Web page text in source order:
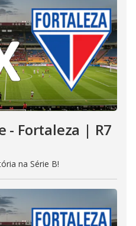
- Fortaleza | R7
na Série B!